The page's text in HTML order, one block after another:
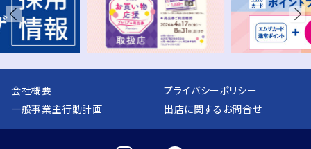
会社概要
プライバシーポリシー
一般事業主行動計画
出店に関するお問合せ